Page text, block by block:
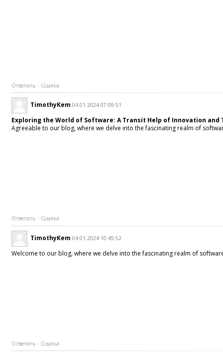
Ответить Ссылка
TimothyKem 04.01.2024 07:09:51
Exploring the World of Software: A Transit Help of Innovation and
Agreeable to our blog, where we delve into the fascinating realm of
Ответить Ссылка
TimothyKem 04.01.2024 10:45:52
Welcome to our blog, where we delve into the fascinating realm of
Ответить Ссылка